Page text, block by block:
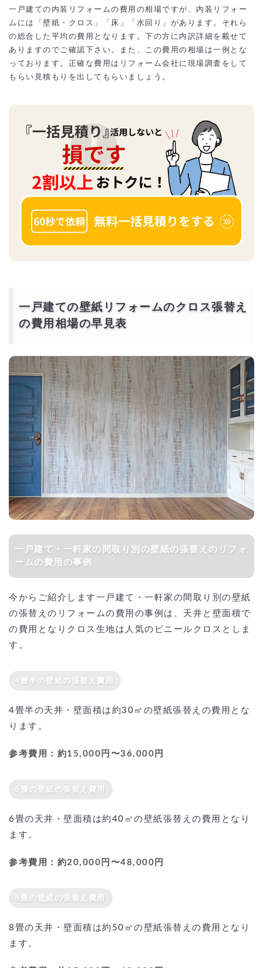
一戸建ての内装リフォームの費用の相場ですが、内装リフォー
ムには「壁紙・クロス」「床」「水回り」があります。それら
の総合した平均の費用となります。下の方に内訳詳細を載せて
ありますのでご確認下さい。また、この費用の相場は一例とな
っております。正確な費用はリフォーム会社に現場調査をして
もらい見積もりを出してもらいましょう。
一戸建ての壁紙リフォームのクロス張替え
の費用相場の早見表
一戸建て・一軒家の間取り別の壁紙の張替えのリフォ
ームの費用の事例
今からご紹介します一戸建て・一軒家の間取り別の壁紙
の張替えのリフォームの費用の事例は、天井と壁面積で
の費用となりクロス生地は人気のビニールクロスとしま
す。
4畳半の壁紙の張替え費用
4畳半の天井・壁面積は約30㎡の壁紙張替えの費用とな
ります。
参考費用：約15,000円〜36,000円
6畳の壁紙の張替え費用
6畳の天井・壁面積は約40㎡の壁紙張替えの費用となり
ます。
参考費用：約20,000円〜48,000円
8畳の壁紙の張替え費用
8畳の天井・壁面積は約50㎡の壁紙張替えの費用となり
ます。